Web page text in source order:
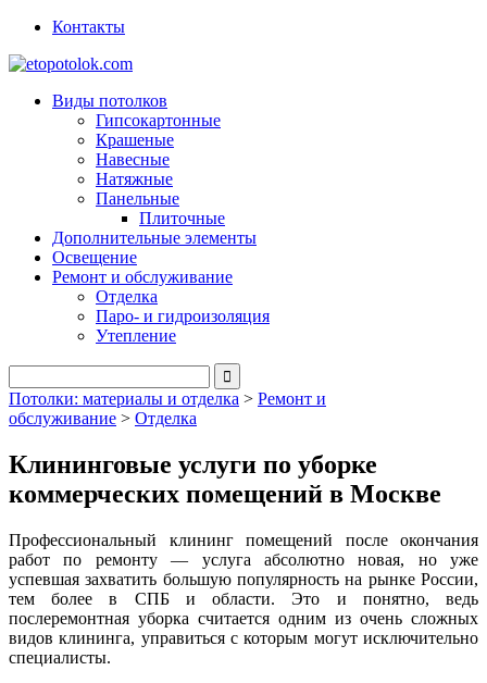
Контакты
Виды потолков
Гипсокартонные
Крашеные
Навесные
Натяжные
Панельные
Плиточные
Дополнительные элементы
Освещение
Ремонт и обслуживание
Отделка
Паро- и гидроизоляция
Утепление
Потолки: материалы и отделка > Ремонт и
обслуживание > Отделка
Клининговые услуги по уборке
коммерческих помещений в Москве
Профессиональный клининг помещений после окончания
работ по ремонту — услуга абсолютно новая, но уже
успевшая захватить большую популярность на рынке России,
тем более в СПБ и области. Это и понятно, ведь
послеремонтная уборка считается одним из очень сложных
видов клининга, управиться с которым могут исключительно
специалисты.